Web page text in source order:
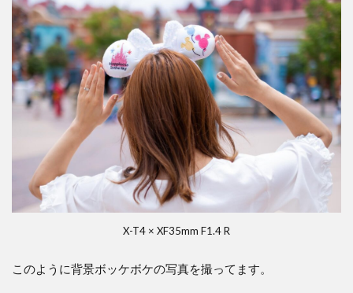
X-T4 × XF35mm F1.4 R
このように背景ボッケボケの写真を撮ってます。